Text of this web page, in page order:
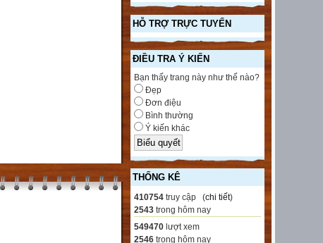
HỖ TRỢ TRỰC TUYẾN
ĐIỀU TRA Ý KIẾN
Bạn thấy trang này như thế nào?
Đẹp
Đơn điệu
Bình thường
Ý kiến khác
THỐNG KÊ
410754 truy cập (chi tiết)
2543 trong hôm nay
549470 lượt xem
2546 trong hôm nay